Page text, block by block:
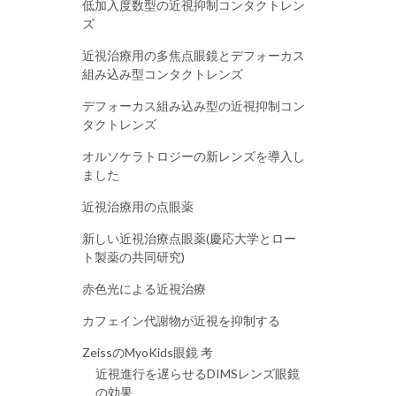
低加入度数型の近視抑制コンタクトレン
ズ
近視治療用の多焦点眼鏡とデフォーカス
組み込み型コンタクトレンズ
デフォーカス組み込み型の近視抑制コン
タクトレンズ
オルソケラトロジーの新レンズを導入し
ました
近視治療用の点眼薬
新しい近視治療点眼薬(慶応大学とロー
ト製薬の共同研究)
赤色光による近視治療
カフェイン代謝物が近視を抑制する
ZeissのMyoKids眼鏡 考
近視進行を遅らせるDIMSレンズ眼鏡
の効果